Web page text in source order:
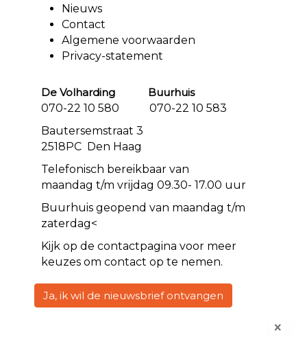
Nieuws
Contact
Algemene voorwaarden
Privacy-statement
De Volharding Buurhuis
070-22 10 580 070-22 10 583
Bautersemstraat 3
2518PC Den Haag
Telefonisch bereikbaar van
maandag t/m vrijdag 09.30- 17.00 uur
Buurhuis geopend van maandag t/m
zaterdag<
Kijk op de contactpagina voor meer
keuzes om contact op te nemen.
Ja, ik wil de nieuwsbrief ontvangen